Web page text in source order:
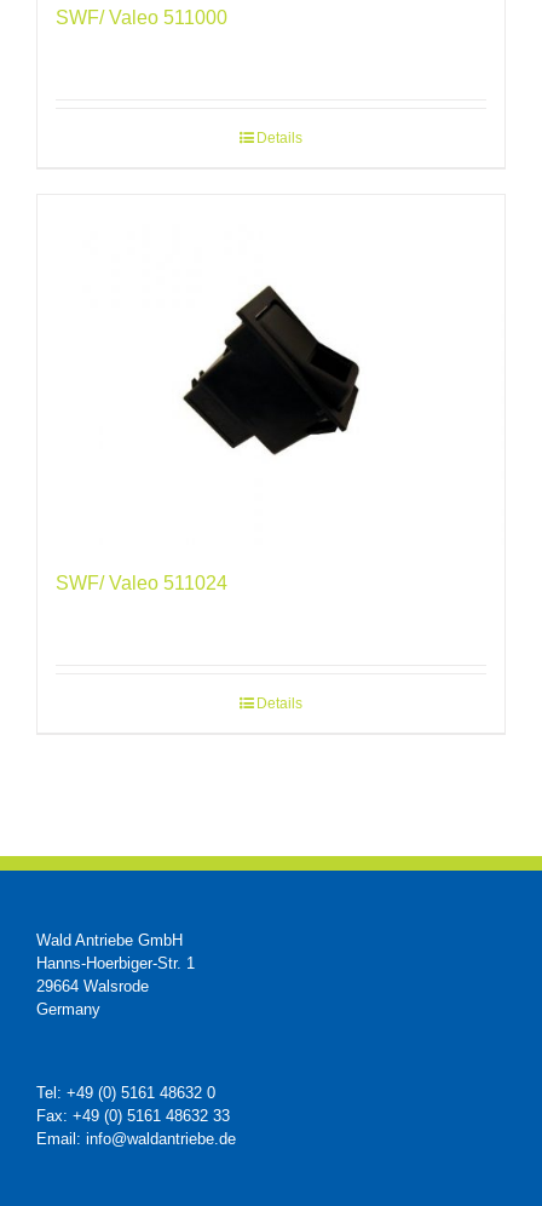
SWF/ Valeo 511000
Details
SWF/ Valeo 511024
Details
Wald Antriebe GmbH
Hanns-Hoerbiger-Str. 1
29664 Walsrode
Germany
Tel: +49 (0) 5161 48632 0
Fax: +49 (0) 5161 48632 33
Email: info@waldantriebe.de